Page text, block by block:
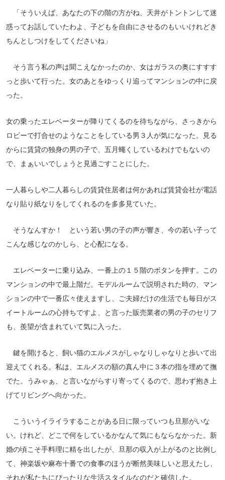
「そういえば、あなたの下の階の方がね、天井がトントンして迷
惑ってお話していたわよ、子どもを自由にさせるのもいいけれどき
ちんとしつけをしてくださいね」
そう言う私の声は聞こえなかったのか、女はガラスの奥にすすす
っと歩いて行った。女のあとをゆっくり追ってマンションの中に戻
った。
女の乗ったエレベーターが降りてくるのを待ちながら、さっきから
ロビーで打合せのようなことをしている男３人が気になった。見る
からに賃貸の独身の男の子で、五月蠅くしているわけでもないの
で、まぁいいでしょうと見過ごすことにした。
一人暮らしや二人暮らしの賃貸住居者は何かあれば賃貸会社が電話
なり貼り紙なりをしてくれるのを多多見ていた。
そうなんすか！ という若い男の子の声が響き、今の若い子って
こんな感じなのかしら、と心配になる。
エレベーターに乗り込み、一番上の１５階のボタンを押す。この
マンションの中で最上階だ。モデルルームで説明された時の、マン
ションの中で一番広々使えますし、ご夫婦だけの生活でも毎日がス
イートルームの心持ちですよ、と言った販売業者の男の子のセリフ
も、羨望が含まれていて気に入った。
鍵を開けると、飼い猫のエルメスがしゃなりしゃなりと歩いて出
迎えてくれる。私は、エルメスの額の真ん中に３本の指を埋めて撫
でた。うみゃぁ、と言いながらすり寄ってくるので、思わず抱き上
げてリビングへ向かった。
こういうイライラすることがある日に限っていつも旦那がいな
い。けれど、どこで何をしているかなんて気にもならなかった。新
婚の頃こそ手料理に精を出したが、旦那の収入が上がるのと比例し
て、神楽坂や麻布十番での食事のほうが断然美味しいと思えたし、
それが私たちにぴったりな生活スタイルなのだと確信した。